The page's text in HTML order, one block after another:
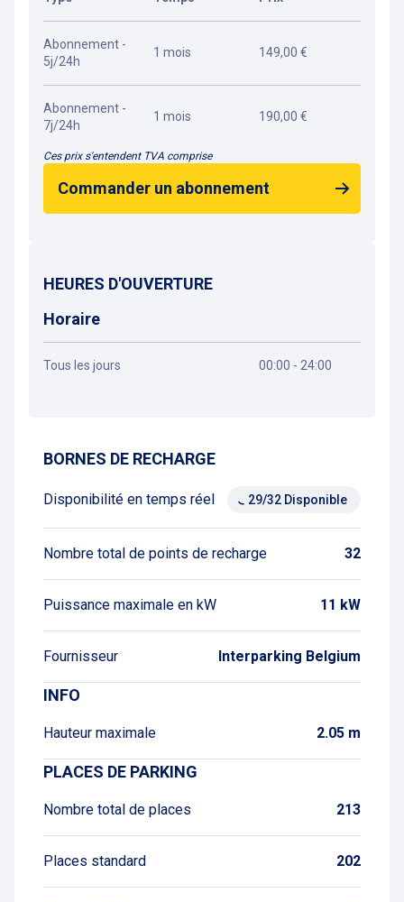
Abonnement -
5j/24h
1 mois 149,00 €
Abonnement -
7j/24h
1 mois 190,00 €
Ces prix s'entendent TVA comprise
Commander un abonnement
HEURES D'OUVERTURE
Horaire
Tous les jours 00:00 - 24:00
BORNES DE RECHARGE
Disponibilité en temps réel 29/32 Disponible
Nombre total de points de recharge 32
Puissance maximale en kW 11 kW
Fournisseur Interparking Belgium
INFO
Hauteur maximale 2.05 m
PLACES DE PARKING
Nombre total de places 213
Places standard 202